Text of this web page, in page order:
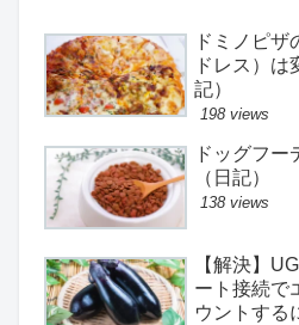
ドミノピ
ドレス）は
記）
198 views
ドッグフー
（日記）
138 views
【解決】
ート接続で
ウントする